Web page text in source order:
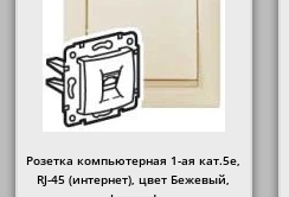
Розетка компьютерная 1-ая кат.5е,
RJ-45 (интернет), цвет Бежевый,